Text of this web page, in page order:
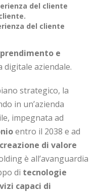
del cliente
del cliente
e
aziendale.
strategico, la
in un’azienda
impegnata ad
entro il 2038 e ad
creazione di valore
è all’avanguardia
di tecnologie
capaci di